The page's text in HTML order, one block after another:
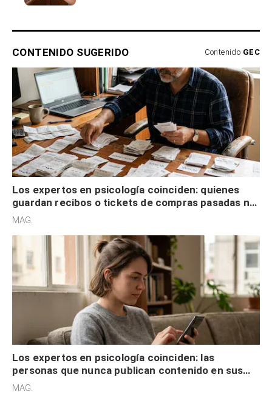
CONTENIDO SUGERIDO Contenido GEC
Los expertos en psicología coinciden: quienes
guardan recibos o tickets de compras pasadas no
son acumuladores, sino que tienen necesidad de
MAG.
Los expertos en psicología coinciden: las
personas que nunca publican contenido en sus
redes sociales no pretenden buscar validación
MAG.